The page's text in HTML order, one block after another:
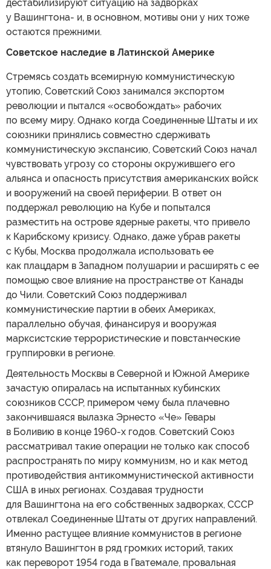
дестабилизируют ситуацию на задворках
у Вашингтона- и, в основном, мотивы они у них тоже
остаются прежними.
Советское наследие в Латинской Америке
Стремясь создать всемирную коммунистическую
утопию, Советский Союз занимался экспортом
революции и пытался «освобождать» рабочих
по всему миру. Однако когда Соединенные Штаты и их
союзники принялись совместно сдерживать
коммунистическую экспансию, Советский Союз начал
чувствовать угрозу со стороны окружившего его
альянса и опасность присутствия американских войск
и вооружений на своей периферии. В ответ он
поддержал революцию на Кубе и попытался
разместить на острове ядерные ракеты, что привело
к Карибскому кризису. Однако, даже убрав ракеты
с Кубы, Москва продолжала использовать ее
как плацдарм в Западном полушарии и расширять с ее
помощью свое влияние на пространстве от Канады
до Чили. Советский Союз поддерживал
коммунистические партии в обеих Америках,
параллельно обучая, финансируя и вооружая
марксистские террористические и повстанческие
группировки в регионе.
Деятельность Москвы в Северной и Южной Америке
зачастую опиралась на испытанных кубинских
союзников СССР, примером чему была плачевно
закончившаяся вылазка Эрнесто «Че» Гевары
в Боливию в конце 1960-х годов. Советский Союз
рассматривал такие операции не только как способ
распространять по миру коммунизм, но и как метод
противодействия антикоммунистической активности
США в иных регионах. Создавая трудности
для Вашингтона на его собственных задворках, СССР
отвлекал Соединенные Штаты от других направлений.
Именно растущее влияние коммунистов в регионе
втянуло Вашингтон в ряд громких историй, таких
как переворот 1954 года в Гватемале, провальная